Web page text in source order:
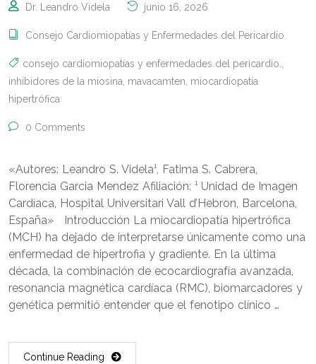
Dr. Leandro Videla junio 16, 2026
Consejo Cardiomiopatías y Enfermedades del Pericardio
consejo cardiomiopatías y enfermedades del pericardio.,
inhibidores de la miosina, mavacamten, miocardiopatía
hipertrófica
0 Comments
«Autores: Leandro S. Videla¹, Fatima S. Cabrera,
Florencia Garcia Mendez Afiliación: ¹ Unidad de Imagen
Cardíaca, Hospital Universitari Vall d’Hebron, Barcelona,
España» Introducción La miocardiopatía hipertrófica
(MCH) ha dejado de interpretarse únicamente como una
enfermedad de hipertrofia y gradiente. En la última
década, la combinación de ecocardiografía avanzada,
resonancia magnética cardíaca (RMC), biomarcadores y
genética permitió entender que el fenotipo clínico …
Continue Reading